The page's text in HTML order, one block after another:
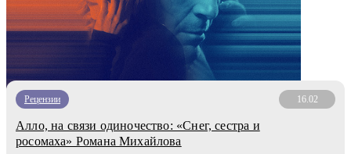
Рецензии 16.02
Алло, на связи одиночество: «Снег, сестра и
росомаха» Романа Михайлова